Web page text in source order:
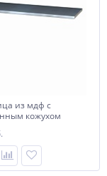
из мдф с
кожухом